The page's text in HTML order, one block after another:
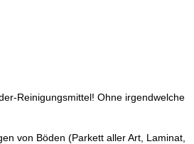
Reinigungsmittel! Ohne irgendwelche
von Böden (Parkett aller Art, Laminat,